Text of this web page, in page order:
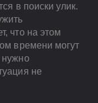
в поиски улик.
что на этом
времени могут
не